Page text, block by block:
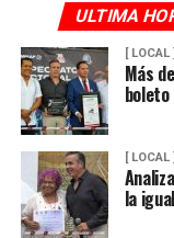
ULTIMA
[ LOCAL ]
Más
boleto
[ LOCAL ]
la